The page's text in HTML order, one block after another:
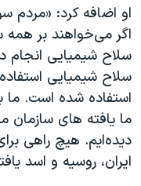
او اضافه کرد: «مردم
اگر می‌خواهند بر همه
سلاح شیمیایی انجام
سلاح شیمیایی
استفاده شده است. ما
ما یافته های سازمان
دیده‌ایم. هیچ راهی
ایران، روسیه و اسد